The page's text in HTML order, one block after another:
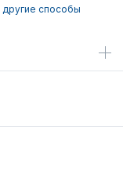
другие способы